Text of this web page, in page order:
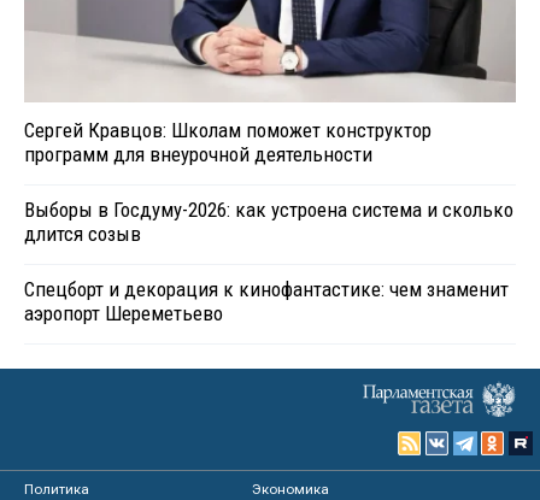
Сергей Кравцов: Школам поможет конструктор
программ для внеурочной деятельности
Выборы в Госдуму-2026: как устроена система и сколько
длится созыв
Спецборт и декорация к кинофантастике: чем знаменит
аэропорт Шереметьево
Политика
Экономика